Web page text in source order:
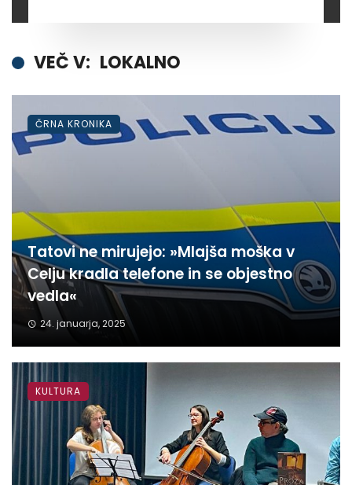
VEČ V: LOKALNO
Tatovi ne mirujejo: »Mlajša moška v
Celju kradla telefone in se objestno
vedla«
24. januarja, 2025
ČRNA KRONIKA
KULTURA